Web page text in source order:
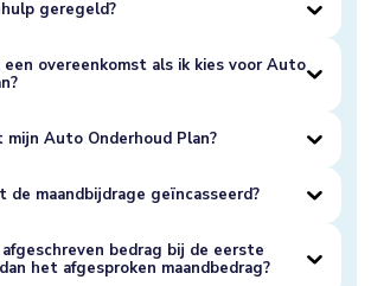
geregeld?
overeenkomst als ik kies voor Auto
Auto Onderhoud Plan?
de maandbijdrage geïncasseerd?
bedrag bij de eerste
het afgesproken maandbedrag?